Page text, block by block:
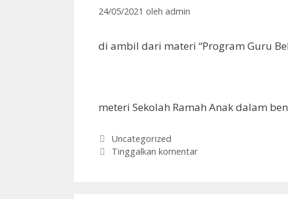
24/05/2021 oleh admin
di ambil dari materi “Program Guru
meteri Sekolah Ramah Anak dalam
Kategori
Uncategorized
Tinggalkan komentar